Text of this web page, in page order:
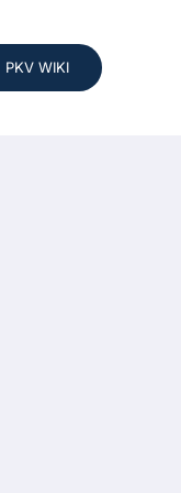
PKV WIKI